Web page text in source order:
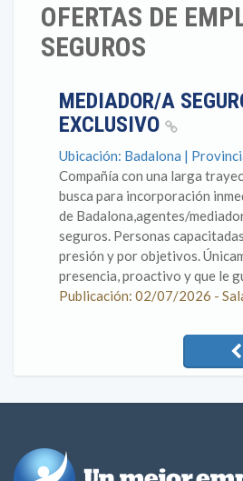
OFERTAS DE
SEGUROS
MEDIADOR/A
EXCLUSIVO
Ubicación: Badalona |
Compañía con una larga
busca para incorporación
de Badalona,agentes/
seguros. Personas
presión y por objetivos.
presencia, proactivo y que le
Publicación: 02/07/2026 -